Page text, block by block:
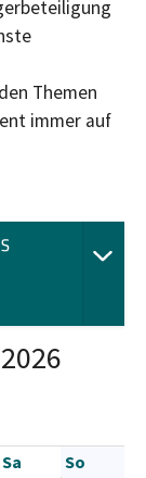
Themen
immer auf
Sa
So